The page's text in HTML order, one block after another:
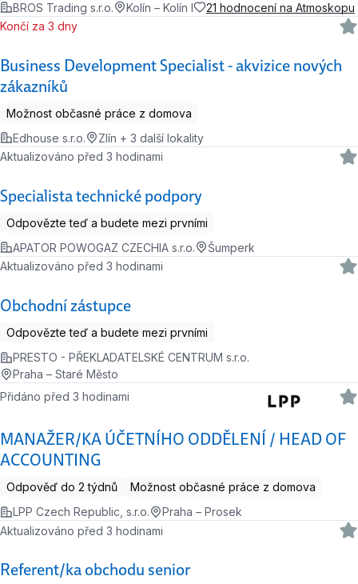
BROS Trading s.r.o.
Kolín – Kolín I 21 hodnocení na Atmoskopu
Business Development Specialist - akvizice nových
zákazníků
Končí za 3 dny
Možnost občasné práce z domova
Edhouse s.r.o.
Zlín + 3 další lokality
Specialista technické podpory
Aktualizováno před 3 hodinami
Odpovězte teď a budete mezi prvními
APATOR POWOGAZ CZECHIA s.r.o.
Šumperk
Obchodní zástupce
Aktualizováno před 3 hodinami
Odpovězte teď a budete mezi prvními
PRESTO - PŘEKLADATELSKÉ CENTRUM s.r.o.
Praha – Staré Město
MANAŽER/KA ÚČETNÍHO ODDĚLENÍ / HEAD OF
ACCOUNTING
Přidáno před 3 hodinami
Odpověď do 2 týdnů
Možnost občasné práce z domova
LPP Czech Republic, s.r.o.
Praha – Prosek
Referent/ka obchodu senior
Aktualizováno před 3 hodinami